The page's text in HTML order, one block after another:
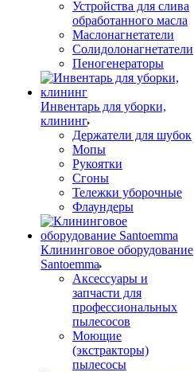
Устройства для слива
обработанного масла
Маслонагнетатели
Солидолонагнетатели
Пеногенераторы
Инвентарь для уборки,
клининг
Держатели для шубок
Мопы
Рукоятки
Сгоны
Тележки уборочные
Флаундеры
Клининговое оборудование
Santoemma
Аксессуары и
запчасти для
профессиональных
пылесосов
Моющие
(экстракторы)
пылесосы